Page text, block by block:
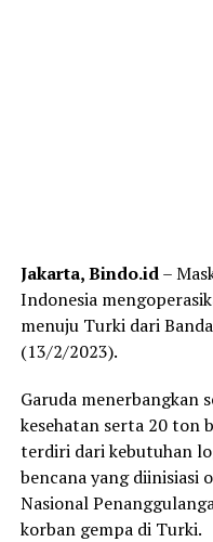
Jakarta, Bindo.id–
Indonesia
menuju Turki dari
(13/2/2023).
Garuda menerbangkan
kesehatan serta 20 ton
terdiri dari kebutuhan
bencana yang diinisiasi
Nasional
korban gempa di Turki.